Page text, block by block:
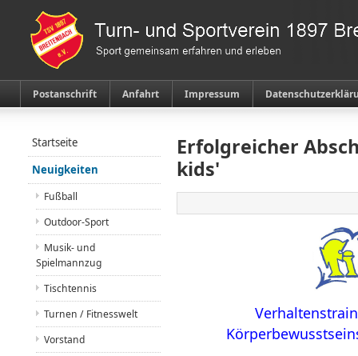
Postanschrift Anfahrt Impressum
Erfolgreicher
kids'
Startseite
Neuigkeiten
Fußball
Outdoor-Sport
Musik- und
Spielmannzug
Tischtennis
Turnen / Fitnesswelt
Vorstand